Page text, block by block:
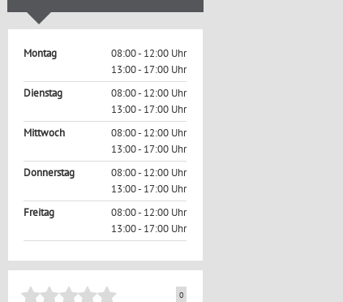
Montag
08:00 - 12:00 Uhr
13:00 - 17:00 Uhr
Dienstag
08:00 - 12:00 Uhr
13:00 - 17:00 Uhr
Mittwoch
08:00 - 12:00 Uhr
13:00 - 17:00 Uhr
Donnerstag
08:00 - 12:00 Uhr
13:00 - 17:00 Uhr
Freitag
08:00 - 12:00 Uhr
13:00 - 17:00 Uhr
0